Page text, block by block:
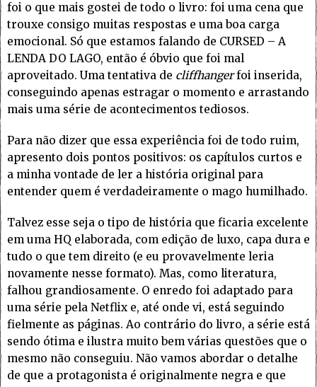
foi o que mais gostei de todo o livro: foi uma cena que
trouxe consigo muitas respostas e uma boa carga
emocional. Só que estamos falando de CURSED – A
LENDA DO LAGO, então é óbvio que foi mal
aproveitado. Uma tentativa de cliffhangerfoi inserida,
conseguindo apenas estragar o momento e arrastando
mais uma série de acontecimentos tediosos.
Para não dizer que essa experiência foi de todo ruim,
apresento dois pontos positivos: os capítulos curtos e
a minha vontade de ler a história original para
entender quem é verdadeiramente o mago humilhado.
Talvez esse seja o tipo de história que ficaria excelente
em uma HQ elaborada, com edição de luxo, capa dura e
tudo o que tem direito (e eu provavelmente leria
novamente nesse formato). Mas, como literatura,
falhou grandiosamente. O enredo foi adaptado para
uma série pela Netflix e, até onde vi, está seguindo
fielmente as páginas. Ao contrário do livro, a série está
sendo ótima e ilustra muito bem várias questões que o
mesmo não conseguiu. Não vamos abordar o detalhe
de que a protagonista é originalmente negra e que